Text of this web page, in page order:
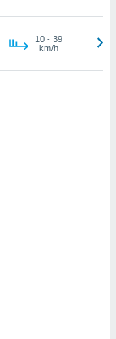
10- 39
km/h